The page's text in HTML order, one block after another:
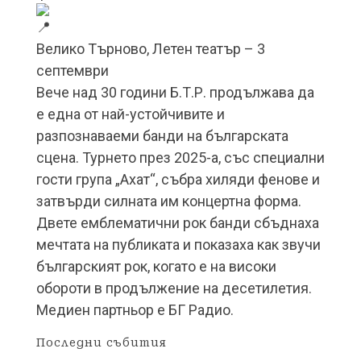
Велико Търново, Летен театър – 3
септември
Вече над 30 години Б.Т.Р. продължава да
е една от най-устойчивите и
разпознаваеми банди на българската
сцена. Турнето през 2025-а, със специални
гости група „Ахат“, събра хиляди фенове и
затвърди силната им концертна форма.
Двете емблематични рок банди сбъднаха
мечтата на публиката и показаха как звучи
българският рок, когато е на високи
обороти в продължение на десетилетия.
Медиен партньор е БГ Радио.
Последни събития